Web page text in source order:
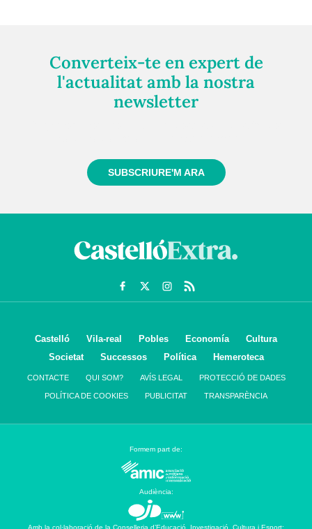
Converteix-te en expert de
l'actualitat amb la nostra
newsletter
SUBSCRIURE'M ARA
Castelló Vila-real Pobles Economía
Cultura
Societat
Successos Política Hemeroteca
CONTACTE QUI SOM? AVÍS LEGAL PROTECCIÓ DE DADES
POLÍTICA DE COOKIES PUBLICITAT TRANSPARÈNCIA
Formem part de:
Audiència:
Amb la col·laboració de la Conselleria d’Educació, Investigació, Cultura i Esport: